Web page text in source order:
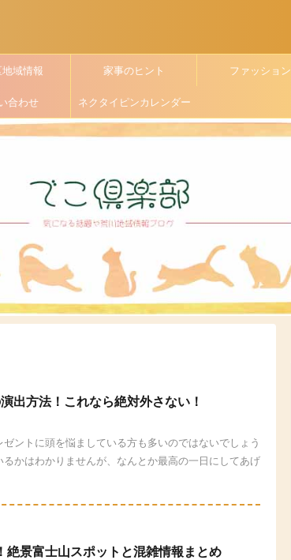
域情報 家事のヒント ファッション
合わせ ネクタイピンカレンダー
出方法！これなら絶対外さない！
ントに頭を悩ましている方も多いのではないでしょう
かはわかりませんが、なんとか最高の一日にしてあげ
景富士山スポットと混雑情報まとめ